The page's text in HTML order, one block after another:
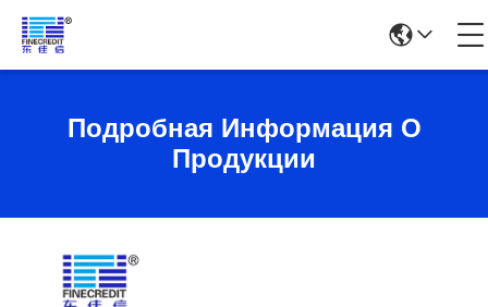
Подробная Информация О
Продукции